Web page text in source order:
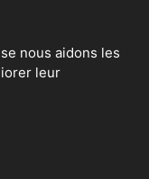
nous aidons les
leur